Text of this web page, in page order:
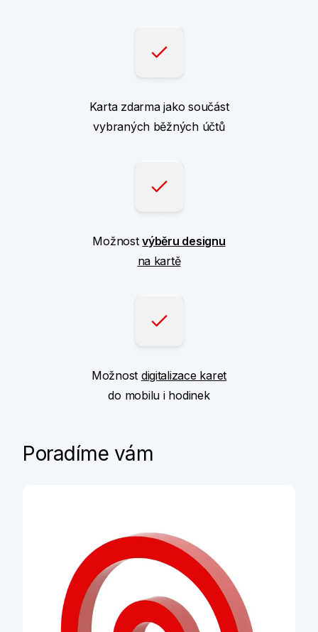
Karta zdarma jako součást
vybraných běžných účtů
Možnostvýběru designu
na kartě
Možnost digitalizace karet
do mobilu i hodinek
Poradíme vám